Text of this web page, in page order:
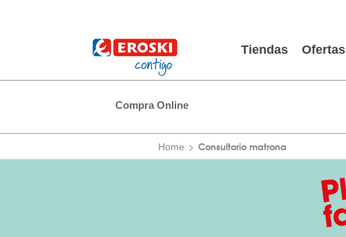
Tiendas Ofertas
Compra Online
Home Consultorio matrona